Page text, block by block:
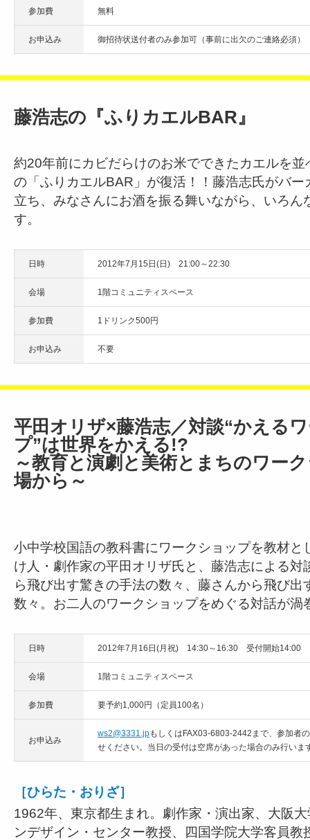
参加費 無料
お申込み 御招待状送付者のみ参加可（事前に出欠のご連絡必須）
藤浩志の『ふりカエルBAR』
約20年前にカビだらけのお米でできたカエルを
の「ふりカエルBAR」が復活！！藤浩志氏がバー
立ち、みなさんにお酒を振る舞いながら、いろん
す。
日時 2012年7月15日(日) 21:00～22:30
会場 1階コミュニティスペース
参加費 1ドリンク500円
お申込み 不要
平田オリザ×藤浩志／対談“かえる
プ”は世界をかえる!?
～教育と演劇と美術とまちのワー
場から～
小中学校国語の教科書にワークショップを教材と
け人・劇作家の平田オリザ氏と、藤浩志による対
ら飛び出す驚きの手法の数々、藤さんから飛び出
数々。お二人のワークショップをめぐる対話が渦
日時 2012年7月16日(月祝) 14:30～16:30 受付開始14:00
会場 1階コミュニティスペース
参加費 要予約1,000円（定員100名）
お申込み
ws2@3331.jpもしくはFAX03-6803-2442まで、参加者
せください。当日の受付は空席があった場合のみ行いま
［ひらた・おりざ］
1962年、東京都生まれ。劇作家・演出家、大阪
ンデザイン・センター教授、四国学院大学客員教